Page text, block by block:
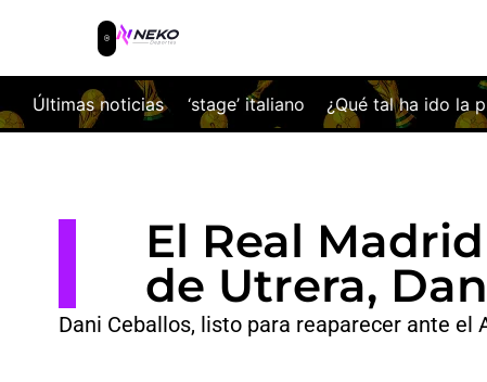
Últimas noticias
¿Qué tal ha ido la pretemporada del Racing de
El Real
de Utrera,
Dani Ceballos, listo para reaparecer ante